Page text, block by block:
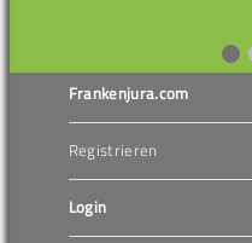
Frankenjura.com
Registrieren
Login